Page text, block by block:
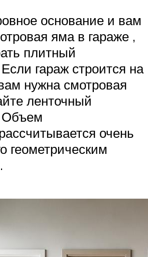
основание и вам
яма в гараже ,
плитный
гараж строится на
нужна смотровая
ленточный
Объем
очень
геометрическим